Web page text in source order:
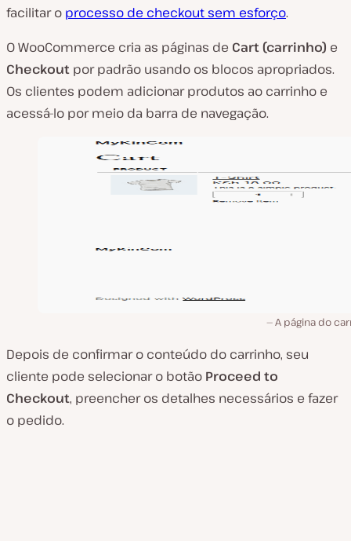
facilitar o processo de checkout sem esforço.
O WooCommerce cria as páginas de Cart (carrinho) e
Checkout por padrão usando os blocos apropriados.
Os clientes podem adicionar produtos ao carrinho e
acessá-lo por meio da barra de navegação.
A página do
Depois de confirmar o conteúdo do carrinho, seu
cliente pode selecionar o botão Proceed to
Checkout, preencher os detalhes necessários e fazer
o pedido.